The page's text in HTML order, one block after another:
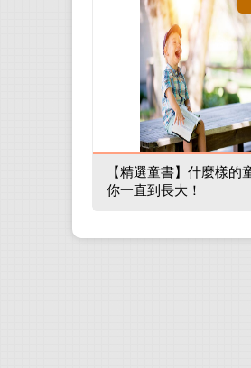
【精選童書】什麼樣的
你一直到長大！